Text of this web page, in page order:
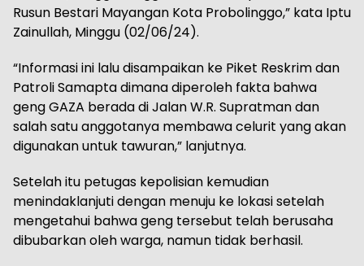
Rusun Bestari Mayangan Kota Probolinggo,” kata Iptu
Zainullah, Minggu (02/06/24).
“Informasi ini lalu disampaikan ke Piket Reskrim dan
Patroli Samapta dimana diperoleh fakta bahwa
geng GAZA berada di Jalan W.R. Supratman dan
salah satu anggotanya membawa celurit yang akan
digunakan untuk tawuran,” lanjutnya.
Setelah itu petugas kepolisian kemudian
menindaklanjuti dengan menuju ke lokasi setelah
mengetahui bahwa geng tersebut telah berusaha
dibubarkan oleh warga, namun tidak berhasil.